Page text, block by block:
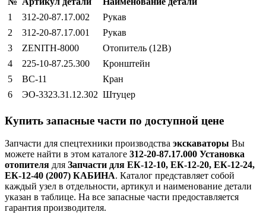
1
312-20-87.17.002
Рукав
2
312-20-87.17.001
Рукав
3
ZЕNIТН-8000
Отопитель (12В)
4
225-10-87.25.300
Кронштейн
5
ВС-11
Кран
6
ЭО-3323.31.12.302 Штуцер
Купить запасные части по доступной цене
Запчасти для спецтехники производства экскаваторы Вы
можете найти в этом каталоге 312-20-87.17.000 Установка
отопителя для Запчасти для ЕК-12-10, ЕК-12-20, ЕК-12-24,
ЕК-12-40 (2007) КАБИНА. Каталог представляет собой
каждый узел в отдельности, артикул и наименование детали
указан в таблице. На все запасные части предоставляется
гарантия производителя.